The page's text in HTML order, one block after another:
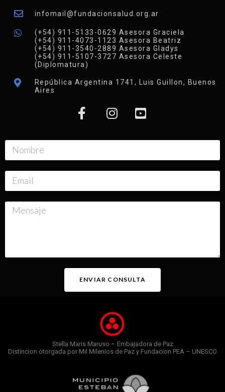
infomail@fundacionsalud.org.ar
(+54) 911-5133-0629 Asesora Graciela
(+54) 911-4073-1123 Asesora Beatriz
(+54) 911-3540-2889 Asesora Gladys
(+54) 911-5107-3727 Asesora Celeste
(Diplomatura)
República Argentina 1741, Luis Guillon, Buenos
Aires
ENVIAR CONSULTA
Stella Maris Maruso – Embajadora de Paz
Distincion otorgada por Mil Milenios de Paz y Fundacion PEA – UNESCO